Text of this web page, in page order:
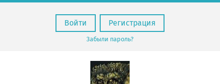
Войти Регистрация
Забыли пароль?